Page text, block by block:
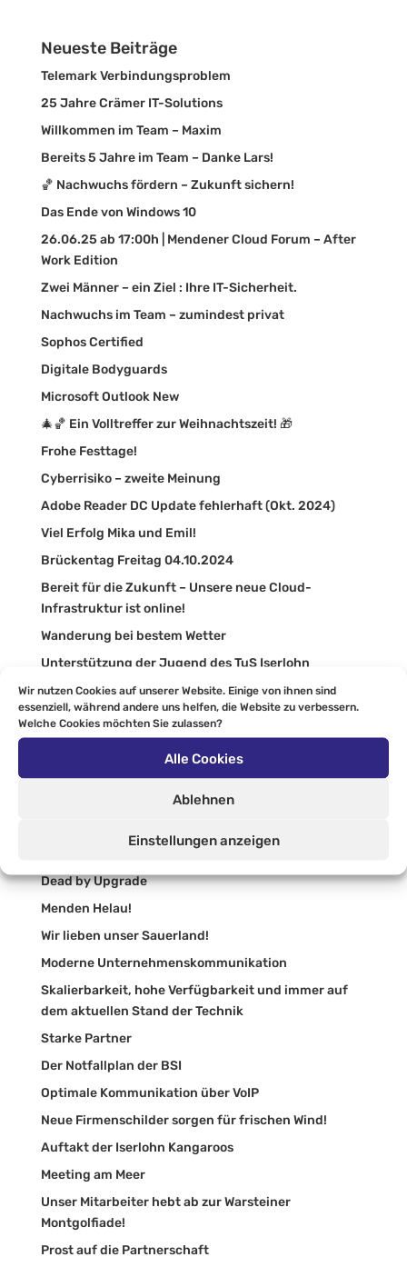
Wir nutzen Cookies auf unserer Website. Einige von ihnen sind
essenziell, während andere uns helfen, die Website zu verbessern.
Welche Cookies möchten Sie zulassen?
Alle Cookies
Ablehnen
Einstellungen anzeigen
Neueste Beiträge
Telemark Verbindungsproblem
25 Jahre Crämer IT-Solutions
Willkommen im Team – Maxim
Bereits 5 Jahre im Team – Danke Lars!
🏀 Nachwuchs fördern – Zukunft sichern!
Das Ende von Windows 10
26.06.25 ab 17:00h | Mendener Cloud Forum – After
Work Edition
Zwei Männer – ein Ziel : Ihre IT-Sicherheit.
Nachwuchs im Team – zumindest privat
Sophos Certified
Digitale Bodyguards
Microsoft Outlook New
🎄🏀 Ein Volltreffer zur Weihnachtszeit! 🎁
Frohe Festtage!
Cyberrisiko – zweite Meinung
Adobe Reader DC Update fehlerhaft (Okt. 2024)
Viel Erfolg Mika und Emil!
Brückentag Freitag 04.10.2024
Bereit für die Zukunft – Unsere neue Cloud-
Infrastruktur ist online!
Wanderung bei bestem Wetter
Unterstützung der Jugend des TuS Iserlohn
Teammeeting mal anders
Neuer Azubi!
Synaxon Impulse 2024
Dead by Upgrade
Menden Helau!
Wir lieben unser Sauerland!
Moderne Unternehmenskommunikation
Skalierbarkeit, hohe Verfügbarkeit und immer auf
dem aktuellen Stand der Technik
Starke Partner
Der Notfallplan der BSI
Optimale Kommunikation über VoIP
Neue Firmenschilder sorgen für frischen Wind!
Auftakt der Iserlohn Kangaroos
Meeting am Meer
Unser Mitarbeiter hebt ab zur Warsteiner
Montgolfiade!
Prost auf die Partnerschaft